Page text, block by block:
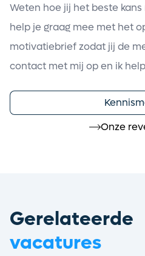
Weten hoe jij het beste
help je graag mee met het
motivatiebrief zodat jij de
contact met mij op en ik
Onze
Gerelateerde
vacatures